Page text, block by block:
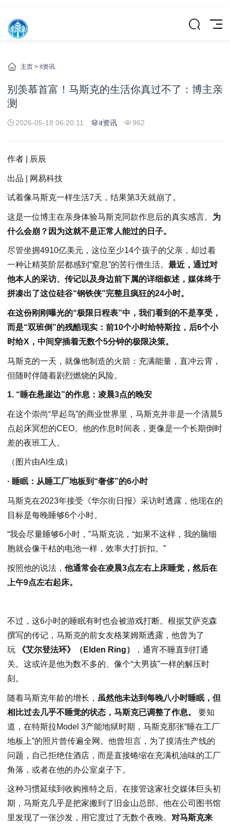
主页 > it资讯
别羡慕首富！马斯克的生活你真过不了：博主亲
测
2026-05-18 06:20:11 it资讯 962
作者 | 辰辰
出品 | 网易科技
试着像马斯克一样生活7天，结果第3天就崩了。
这是一位博主在亲身体验马斯克同款作息后的真实感言。 为
什么会崩？因为这就不是正常人能过的日子。
尽管坐拥4910亿美元，这位至少14个孩子的父亲，却过着
一种让精英阶层都感到“窒息”的苦行僧生活。 最近，通过对
他本人的采访、传记以及身边前下属的详细叙述，媒体终于
拼凑出了这位硅谷“钢铁侠”完整且疯狂的24小时。
在这份刚刚曝光的“极限日程表”中，我们看到的不是享受，
而是“双班倒”的残酷现实：前10个小时给特斯拉，后6个小
时给X，中间穿插着无数个5分钟的极限决策。
马斯克的一天，就像他制造的火箭：充满能量，直冲云霄，
但随时伴随着剧烈燃烧的风险。
1. “睡在悬崖边”的作息：凌晨3点的晚安
在这个崇尚“早起鸟”的商业世界里，马斯克并非是一个清晨5
点起床冥想的CEO。他的作息时间表，更像是一个长期倒时
差的夜班工人。
（图片由AI生成）
· 睡眠：从睡工厂地板到“奢侈”的6小时
马斯克在2023年接受《华尔街日报》采访时透露，他现在的
目标是每晚睡够6个小时。
“我会尽量睡够6小时，”马斯克说，“如果不这样，我的脑细
胞就会像干枯的电池一样，效率大打折扣。”
按照他的说法， 他通常会在凌晨3点左右上床睡觉，然后在
上午9点左右起床。
不过，这6小时的睡眠有时也会被游戏打断。根据艾萨克森
撰写的传记，马斯克的前女友格莱姆斯透露，他曾为了
玩
《艾尔登法环》（Elden Ring）
，通宵不睡直到打通
关。这或许是他为数不多的、像个“大男孩”一样的解压时
刻。
随着马斯克年龄的增长， 虽然他未达到每晚八小时睡眠，但
相比过去几乎不睡觉的状态，马斯克已调整了作息。
要知
道，在特斯拉Model 3产能地狱时期，马斯克那张“睡在工厂
地板上”的照片曾传遍全网。他曾坦言，为了摸清生产线的
问题，自己拒绝住酒店，而是直接蜷缩在充满机油味的工厂
角落，或者在他的办公室桌子下。
这种习惯延续到收购推特之后。在接管这家社交媒体巨头初
期，马斯克几乎是把家搬到了旧金山总部。他在公司图书馆
里发现了一张沙发，用它度过了无数个夜晚。 对马斯克来